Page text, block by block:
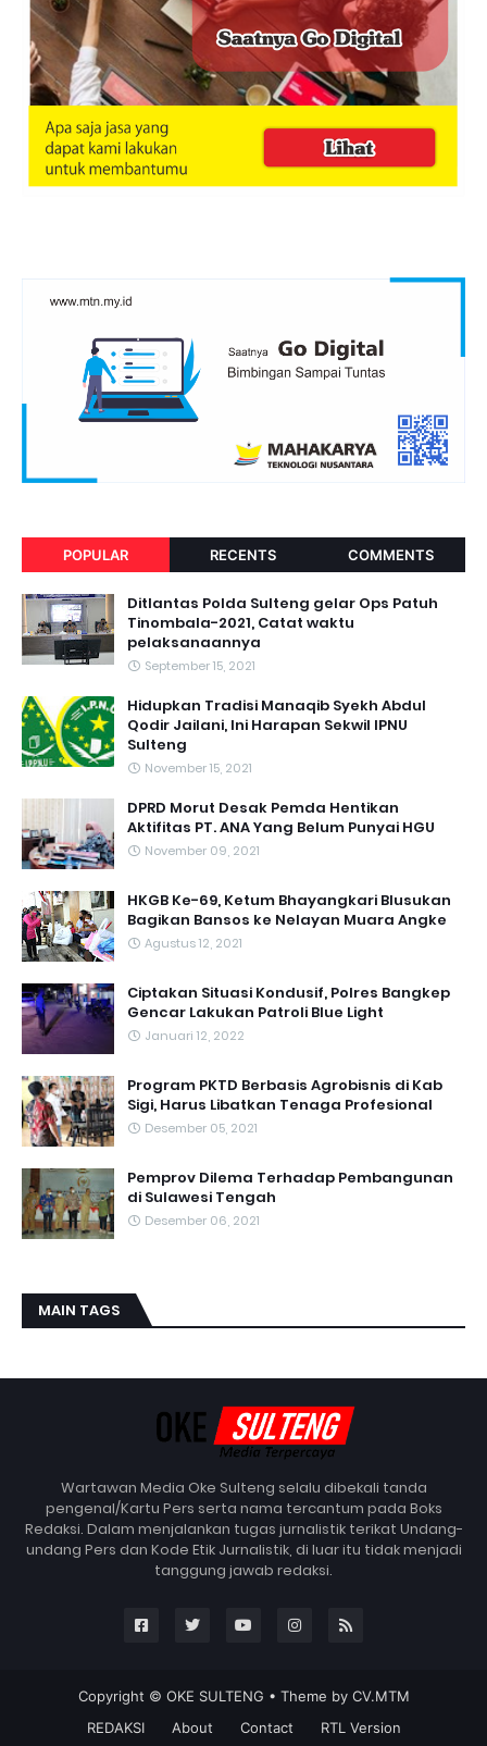
POPULAR RECENTS COMMENTS
Ditlantas Polda Sulteng gelar Ops Patuh
Tinombala-2021, Catat waktu
pelaksanaannya
September 15, 2021
Hidupkan Tradisi Manaqib Syekh Abdul
Qodir Jailani, Ini Harapan Sekwil IPNU
Sulteng
November 15, 2021
DPRD Morut Desak Pemda Hentikan
Aktifitas PT. ANA Yang Belum Punyai HGU
November 09, 2021
HKGB Ke-69, Ketum Bhayangkari Blusukan
Bagikan Bansos ke Nelayan Muara Angke
Agustus 12, 2021
Ciptakan Situasi Kondusif, Polres Bangkep
Gencar Lakukan Patroli Blue Light
Januari 12, 2022
Program PKTD Berbasis Agrobisnis di Kab
Sigi, Harus Libatkan Tenaga Profesional
Desember 05, 2021
Pemprov Dilema Terhadap Pembangunan
di Sulawesi Tengah
Desember 06, 2021
MAIN TAGS
Wartawan Media Oke Sulteng selalu dibekali tanda
pengenal/Kartu Pers serta nama tercantum pada Boks
Redaksi. Dalam menjalankan tugas jurnalistik terikat Undang-
undang Pers dan Kode Etik Jurnalistik, di luar itu tidak menjadi
tanggung jawab redaksi.
Copyright © OKE SULTENG • Theme by CV.MTM
REDAKSI
About Contact RTL Version